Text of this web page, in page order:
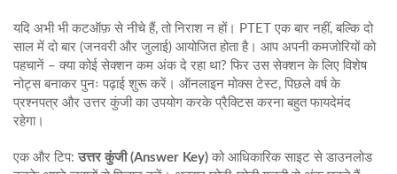
यदि अभी भी कटऑफ़ से नीचे हैं, तो निराश न हों। PTET एक बार नहीं, बल्कि दो
साल में दो बार (जनवरी और जुलाई) आयोजित होता है। आप अपनी कमजोरियों को
पहचानें – क्या कोई सेक्शन कम अंक दे रहा था? फिर उस सेक्शन के लिए विशेष
नोट्स बनाकर पुनः पढ़ाई शुरू करें। ऑनलाइन मोक्स टेस्ट, पिछले वर्ष के
प्रश्नपत्र और उत्तर कुंजी का उपयोग करके प्रैक्टिस करना बहुत फायदेमंद
रहेगा।
एक और टिप: उत्तर कुंजी (Answer Key) को आधिकारिक साइट से डाउनलोड